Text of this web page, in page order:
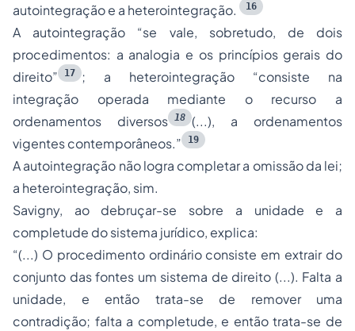
autointegração e a heterointegração.
16
A autointegração “se vale, sobretudo, de dois
procedimentos: a analogia e os princípios gerais do
direito”
17 ; a heterointegração “consiste na
integração operada mediante o recurso a
ordenamentos diversos 18 (...), a ordenamentos
vigentes contemporâneos.”
19
A autointegração não logra completar a omissão da lei;
a heterointegração, sim.
Savigny, ao debruçar-se sobre a unidade e a
completude do sistema jurídico, explica:
“(...) O procedimento ordinário consiste em extrair do
conjunto das fontes um sistema de direito (...). Falta a
unidade, e então trata-se de remover uma
contradição; falta a completude, e então trata-se de